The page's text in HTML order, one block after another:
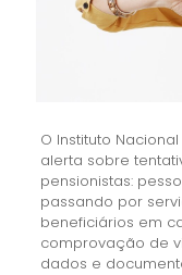
O Instituto
alerta sobre
pensionistas:
passando por
beneficiários em
comprovação de
dados e